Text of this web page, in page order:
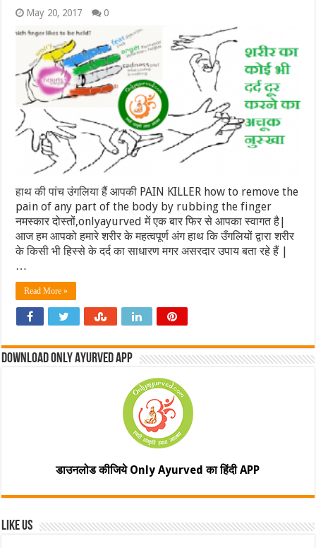
May 20, 2017 0
हाथ की पांच उंगलिया हैं आपकी PAIN KILLER how to remove the
pain of any part of the body by rubbing the finger
नमस्कार दोस्तों,onlyayurved में एक बार फिर से आपका स्वागत है|
आज हम आपको हमारे शरीर के महत्वपूर्ण अंग हाथ कि उँगलियों द्वारा शरीर
के किसी भी हिस्से के दर्द का साधारण मगर असरदार उपाय बता रहे हैं |
…
Read More »
Download Only Ayurved App
डाउनलोड कीजिये Only Ayurved का हिंदी APP
Like Us